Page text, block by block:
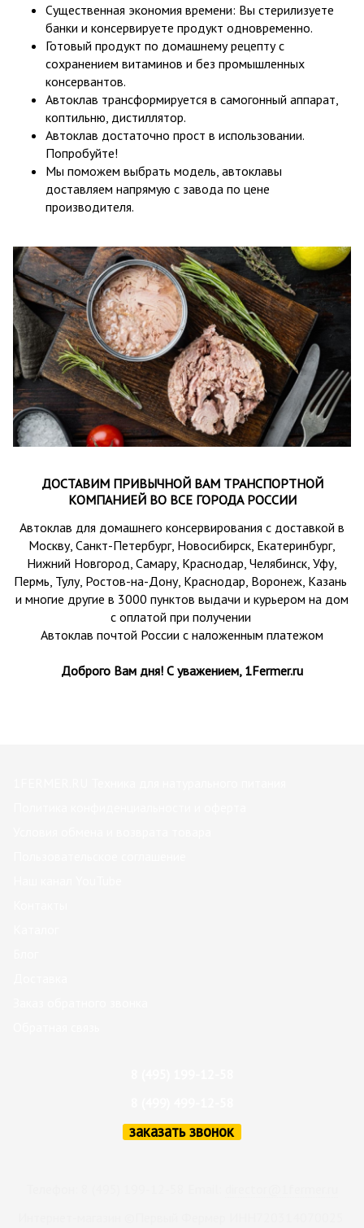
Существенная экономия времени: Вы стерилизуете
банки и консервируете продукт одновременно.
Готовый продукт по домашнему рецепту с
сохранением витаминов и без промышленных
консервантов.
Автоклав трансформируется в самогонный аппарат,
коптильню, дистиллятор.
Автоклав достаточно прост в использовании.
Попробуйте!
Мы поможем выбрать модель, автоклавы
доставляем напрямую с завода по цене
производителя.
ДОСТАВИМ ПРИВЫЧНОЙ ВАМ ТРАНСПОРТНОЙ
КОМПАНИЕЙ ВО ВСЕ ГОРОДА РОССИИ
Автоклав для домашнего консервирования с доставкой в
Москву, Санкт-Петербург, Новосибирск, Екатеринбург,
Нижний Новгород, Самару, Краснодар, Челябинск, Уфу,
Пермь, Тулу, Ростов-на-Дону, Краснодар, Воронеж, Казань
и многие другие в 3000 пунктов выдачи и курьером на дом
с оплатой при получении
Автоклав почтой России с наложенным платежом
Доброго Вам дня! С уважением, 1Fermer.ru
заказать звонок